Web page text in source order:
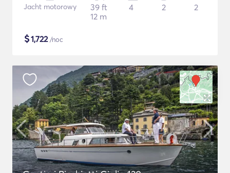
Jacht motorowy
39 ft
12 m
4 2 2
$1,722/noc